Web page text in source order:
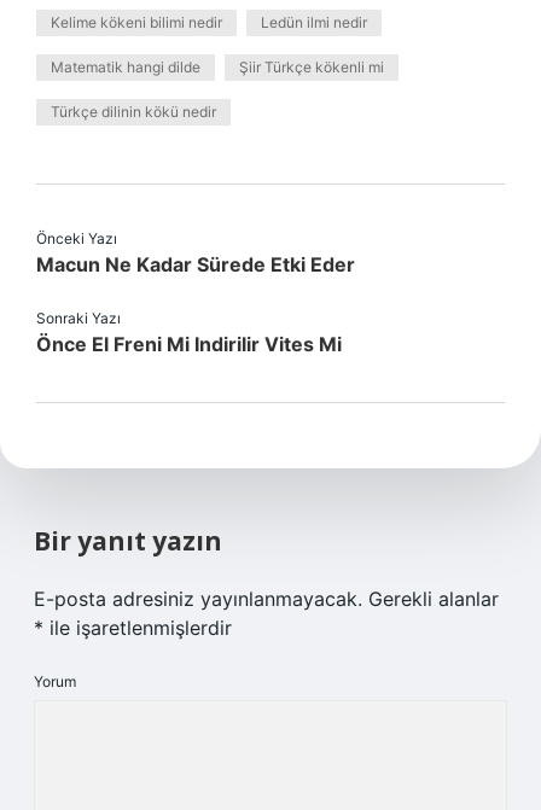
Kelime kökeni bilimi nedir Ledün ilmi nedir
Matematik hangi dilde Şiir Türkçe kökenli mi
Türkçe dilinin kökü nedir
Önceki Yazı
Macun Ne Kadar Sürede Etki Eder
Sonraki Yazı
Önce El Freni Mi Indirilir Vites Mi
Bir yanıt yazın
E-posta adresiniz yayınlanmayacak. Gerekli alanlar
* ile işaretlenmişlerdir
Yorum